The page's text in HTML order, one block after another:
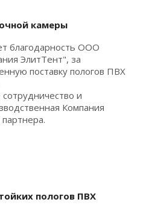
камеры
благодарность ООО
ЭлитТент", за
поставку пологов ПВХ
и
Компания
пологов ПВХ